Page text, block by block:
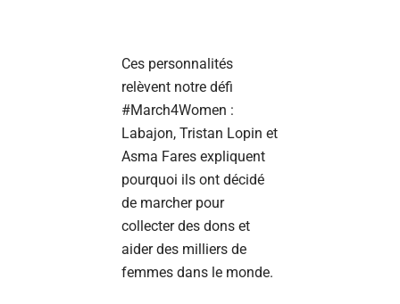
Ces personnalités
relèvent notre défi
#March4Women :
Labajon, Tristan Lopin et
Asma Fares expliquent
pourquoi ils ont décidé
de marcher pour
collecter des dons et
aider des milliers de
femmes dans le monde.